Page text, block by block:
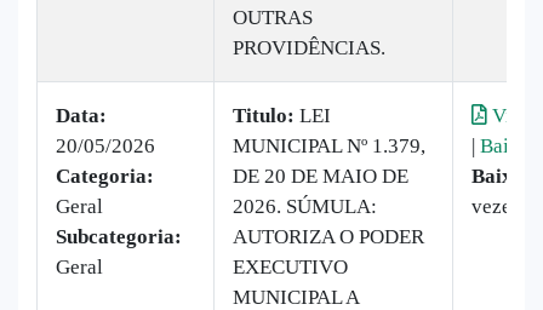
OUTRAS
PROVIDÊNCIAS.
Data:
20/05/2026
Categoria:
Geral
Subcategoria:
Geral
Titulo: LEI
MUNICIPAL Nº 1.379,
DE 20 DE MAIO DE
2026. SÚMULA:
AUTORIZA O PODER
EXECUTIVO
MUNICIPAL A
| Baixar
vezes